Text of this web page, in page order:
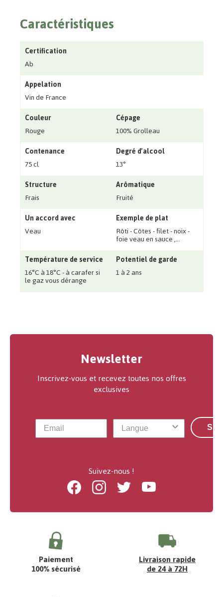
Caractéristiques
Certification
Ab
Appelation
Vin de France
Couleur
Rouge
Cépage
100% Grolleau
Contenance
75 cl
Degré d'alcool
13°
Structure
Frais
Arômatique
Fruité
Un accord avec
Veau
Exemple de plat
Rôti - Côtes - filet - noix -
foie veau en sauce ‚...
Température de service
16°C à 18°C - à carafer si
le gaz vous dérange
Potentiel de garde
1 à 2 ans
Newsletter
Inscrivez-vous et recevez toutes nos offres
exclusives
Suivez-nous !
FacebookInstagramTwitter Youtube
Paiement
100% sécurisé
Livraison rapide
de 24 à 72H